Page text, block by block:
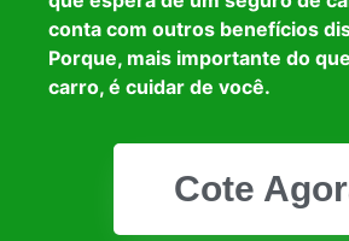
conta com outros benefícios
Porque, mais importante do
carro, é cuidar de você.
Cote